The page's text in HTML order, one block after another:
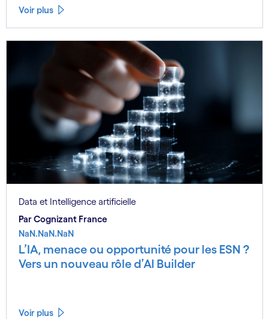
Voir plus
Data et Intelligence artificielle
Par Cognizant France
NaN.NaN.NaN
L’IA, menace ou opportunité pour les ESN ?
Vers un nouveau rôle d’AI Builder
Voir plus